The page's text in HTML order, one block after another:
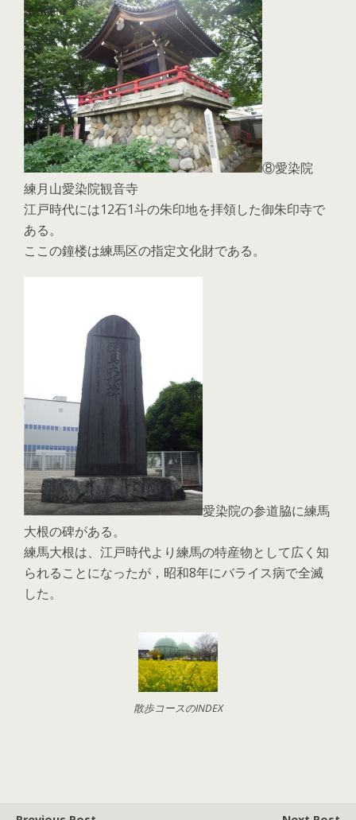
⑧愛染院
練月山愛染院観音寺
江戸時代には12石1斗の朱印地を拝領した御朱印寺で
ある。
ここの鐘楼は練馬区の指定文化財である。
愛染院の参道脇に練馬
大根の碑がある。
練馬大根は、江戸時代より練馬の特産物として広く知
られることになったが，昭和8年にバライス病で全滅
した。
散歩コースのINDEX